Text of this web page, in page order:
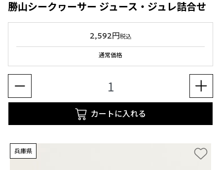
勝山シークヮーサー ジュース・ジュレ詰合せ
2,592円税込
通常価格
カートに入れる
兵庫県